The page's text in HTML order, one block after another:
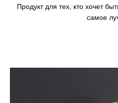
Продукт для тех, кто хочет
самое